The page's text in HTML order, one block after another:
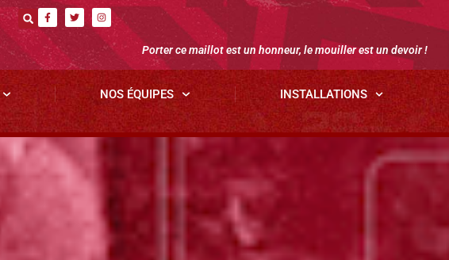
Porter ce maillot est un honneur, le mouiller est un devoir !
NOS ÉQUIPES INSTALLATIONS